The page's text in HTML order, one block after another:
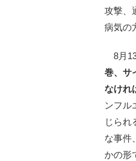
攻撃、
病気の
8月13
巻、サ
なけれ
ンフル
じられ
な事件
かの形